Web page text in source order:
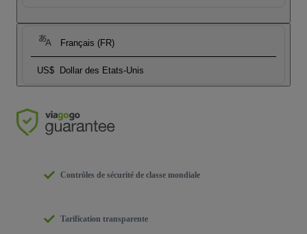
Français (FR)
US$ Dollar des Etats-Unis
Contrôles de sécurité de classe mondiale
Tarification transparente